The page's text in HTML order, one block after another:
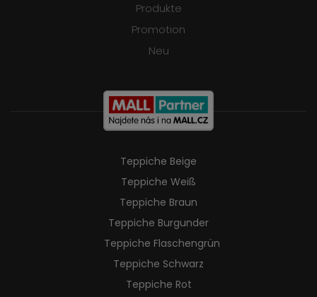
Produkte
Promotion
Neu
Teppiche Beige
Teppiche Weiß
Teppiche Braun
Teppiche Burgunder
Teppiche Flaschengrün
Teppiche Schwarz
Teppiche Rot